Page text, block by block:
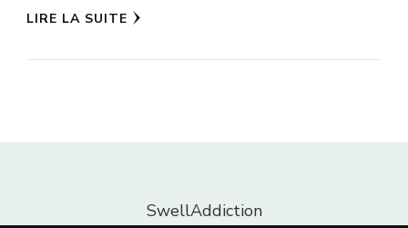
LIRE LA SUITE
SwellAddiction